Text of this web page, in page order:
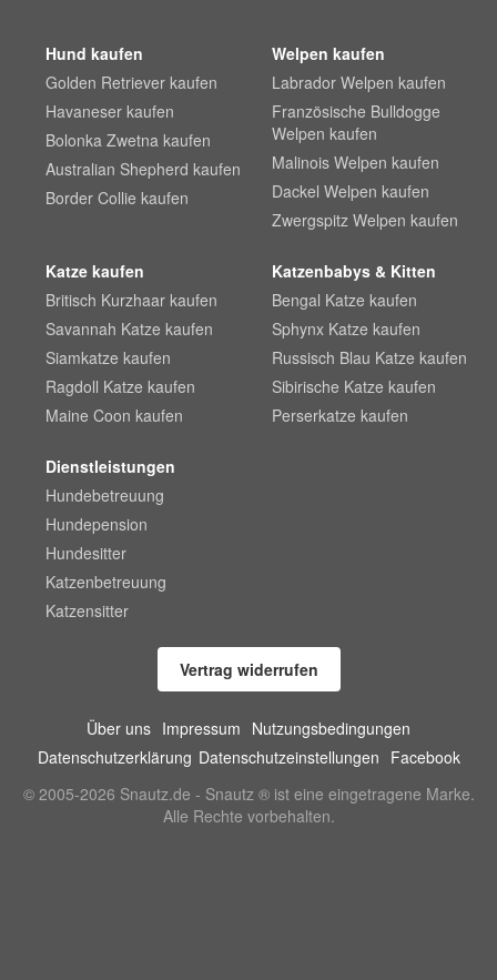
Hund kaufen
Golden Retriever kaufen
Havaneser kaufen
Bolonka Zwetna kaufen
Australian Shepherd kaufen
Border Collie kaufen
Welpen kaufen
Labrador Welpen kaufen
Französische Bulldogge
Welpen kaufen
Malinois Welpen kaufen
Dackel Welpen kaufen
Zwergspitz Welpen kaufen
Katze kaufen
Britisch Kurzhaar kaufen
Savannah Katze kaufen
Siamkatze kaufen
Ragdoll Katze kaufen
Maine Coon kaufen
Katzenbabys & Kitten
Bengal Katze kaufen
Sphynx Katze kaufen
Russisch Blau Katze kaufen
Sibirische Katze kaufen
Perserkatze kaufen
Dienstleistungen
Hundebetreuung
Hundepension
Hundesitter
Katzenbetreuung
Katzensitter
Vertrag widerrufen
Über uns Impressum Nutzungsbedingungen
Datenschutzerklärung Datenschutzeinstellungen Facebook
© 2005-2026 Snautz.de - Snautz ® ist eine eingetragene Marke.
Alle Rechte vorbehalten.